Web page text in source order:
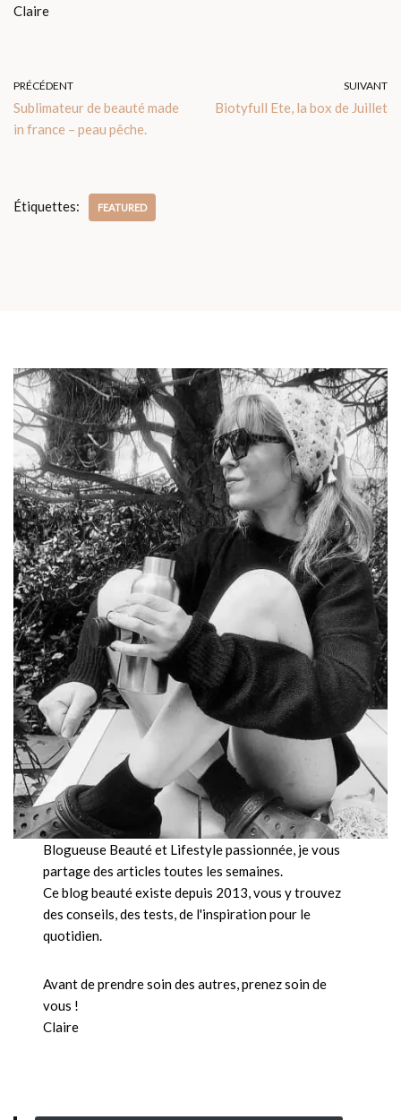
Claire
PRÉCÉDENT
Sublimateur de beauté made
in france – peau pêche.
SUIVANT
Biotyfull Ete, la box de Juillet
Étiquettes: FEATURED
Blogueuse Beauté et Lifestyle passionnée, je vous
partage des articles toutes les semaines.
Ce blog beauté existe depuis 2013, vous y trouvez
des conseils, des tests, de l'inspiration pour le
quotidien.
Avant de prendre soin des autres, prenez soin de
vous !
Claire